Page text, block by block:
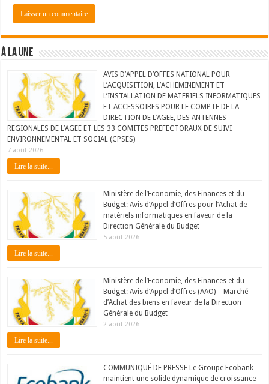
À LA UNE
AVIS D’APPEL D’OFFES NATIONAL POUR
L’ACQUISITION, L’ACHEMINEMENT ET
L’INSTALLATION DE MATERIELS INFORMATIQUES
ET ACCESSOIRES POUR LE COMPTE DE LA
DIRECTION DE L’AGEE, DES ANTENNES
REGIONALES DE L’AGEE ET LES 33 COMITES PREFECTORAUX DE SUIVI
ENVIRONNEMENTAL ET SOCIAL (CPSES)
7 août 2026
Lire la suite...
Ministère de l’Economie, des Finances et du
Budget: Avis d’Appel d’Offres pour l’Achat de
matériels informatiques en faveur de la
Direction Générale du Budget
5 août 2026
Lire la suite...
Ministère de l’Economie, des Finances et du
Budget: Avis d’Appel d’Offres (AAO) – Marché
d’Achat des biens en faveur de la Direction
Générale du Budget
2 août 2026
Lire la suite...
COMMUNIQUÉ DE PRESSE Le Groupe Ecobank
maintient une solide dynamique de croissance